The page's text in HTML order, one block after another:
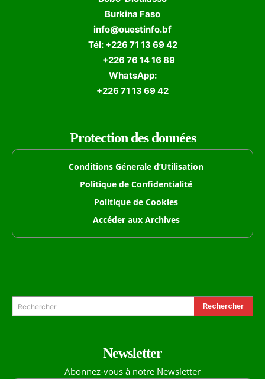
Burkina Faso
info@ouestinfo.bf
Tél: +226 71 13 69 42
+226 76 14 16 89
WhatsApp:
+226 71 13 69 42
Protection des données
Conditions Génerale d’Utilisation
Politique de Confidentialité
Politique de Cookies
Accéder aux Archives
Rechercher Rechercher
Newsletter
Abonnez-vous à notre Newsletter